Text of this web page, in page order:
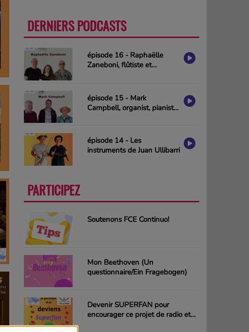
DERNIERS PODCASTS
épisode 16 - Raphaëlle
Zaneboni, flûtiste et
épisode 15 - Mark
Campbell, organist, pianist
épisode 14 - Les
instruments de Juan Ullibarri
PARTICIPEZ
Soutenons FCE Continuo!
Mon Beethoven (Un
questionnaire/Ein Fragebogen)
Devenir SUPERFAN pour
encourager ce projet de radio et